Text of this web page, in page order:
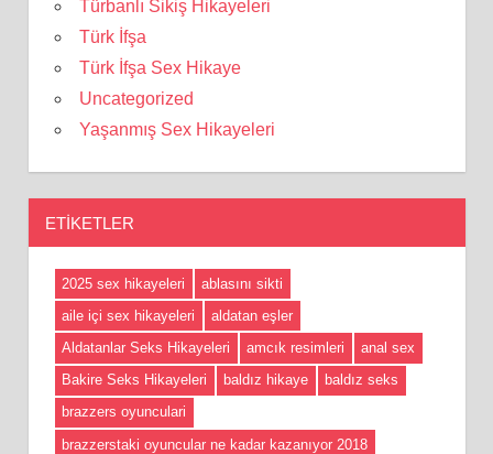
Türbanlı Sikiş Hikayeleri
Türk İfşa
Türk İfşa Sex Hikaye
Uncategorized
Yaşanmış Sex Hikayeleri
ETIKETLER
2025 sex hikayeleri
ablasını sikti
aile içi sex hikayeleri
aldatan eşler
Aldatanlar Seks Hikayeleri
amcık resimleri
anal sex
Bakire Seks Hikayeleri
baldız hikaye
baldız seks
brazzers oyunculari
brazzerstaki oyuncular ne kadar kazanıyor 2018